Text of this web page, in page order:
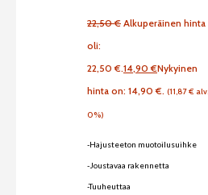
22,50€ Alkuperäinen hinta
oli:
22,50 €. 14,90€Nykyinen
hinta on: 14,90 €.
(11,87€ alv.
0%)
-Hajusteeton muotoilusuihke
-Joustavaa rakennetta
-Tuuheuttaa